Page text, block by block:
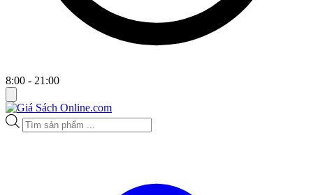
8:00 - 21:00
Tìm
kiếm